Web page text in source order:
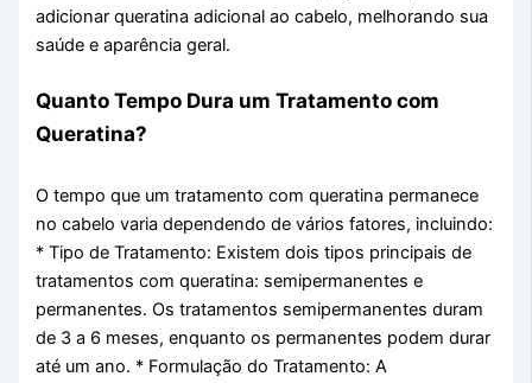
adicionar queratina adicional ao cabelo, melhorando sua
saúde e aparência geral.
Quanto Tempo Dura um Tratamento com
Queratina?
O tempo que um tratamento com queratina permanece
no cabelo varia dependendo de vários fatores, incluindo:
* Tipo de Tratamento: Existem dois tipos principais de
tratamentos com queratina: semipermanentes e
permanentes. Os tratamentos semipermanentes duram
de 3 a 6 meses, enquanto os permanentes podem durar
até um ano. * Formulação do Tratamento: A